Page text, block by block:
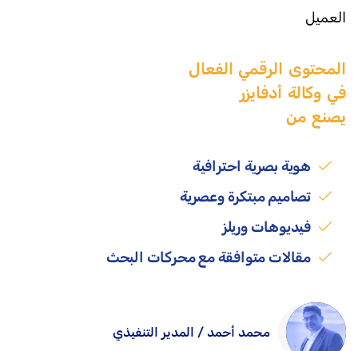
العميل
المحتوى الرقمي الفعال
في وكالة أدفايزر
يصنع من
هوية بصرية احترافية
تصاميم مبتكرة وعصرية
فيديوهات وريلز
مقالات متوافقة مع محركات البحث
محمد أحمد / المدير التنفيذي